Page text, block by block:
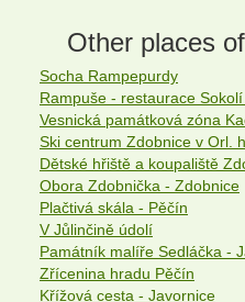
Other places
Socha Rampepurdy
Rampuše - restaurace
Vesnická památková zóna
Ski centrum Zdobnice v Orl.
Dětské hřiště a koupaliště
Obora Zdobnička - Zdobnice
Plačtivá skála - Pěčín
V Jůlinčině údolí
Památník malíře Sedláčka -
Zřícenina hradu Pěčín
Křížová cesta - Javornice